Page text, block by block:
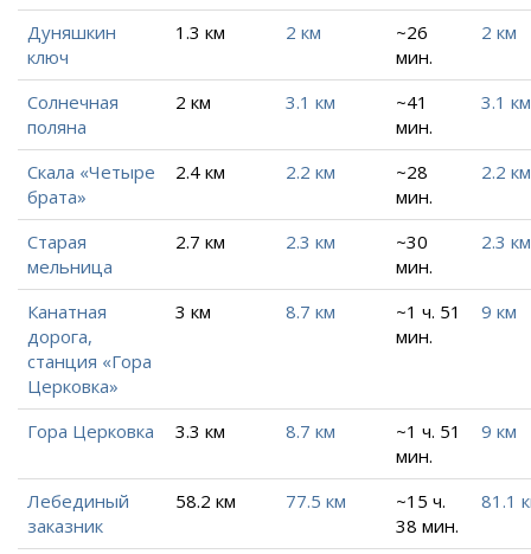
Дуняшкин
ключ
1.3 км 2 км
~26
мин.
2 км
Солнечная
поляна
2 км 3.1 км
~41
мин.
3.1 км
Скала «Четыре
брата»
2.4 км 2.2 км
~28
мин.
2.2 км
Старая
мельница
2.7 км 2.3 км
~30
мин.
2.3 км
Канатная
дорога,
станция «Гора
Церковка»
3 км 8.7 км
~1 ч. 51
мин.
9 км
Гора Церковка 3.3 км 8.7 км
~1 ч. 51
мин.
9 км
Лебединый
заказник
58.2 км 77.5 км
~15 ч.
38 мин.
81.1